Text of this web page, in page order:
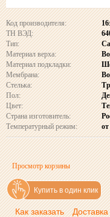
Код производителя:
ТН ВЭД:
Тип:
Материал верха:
Материал подкладки:
Мембрана:
Стелька:
Пол:
Цвет:
Страна изготовитель:
Температурный режим:
Просмотр корзины
Купить в один клик
Как заказать Доставка